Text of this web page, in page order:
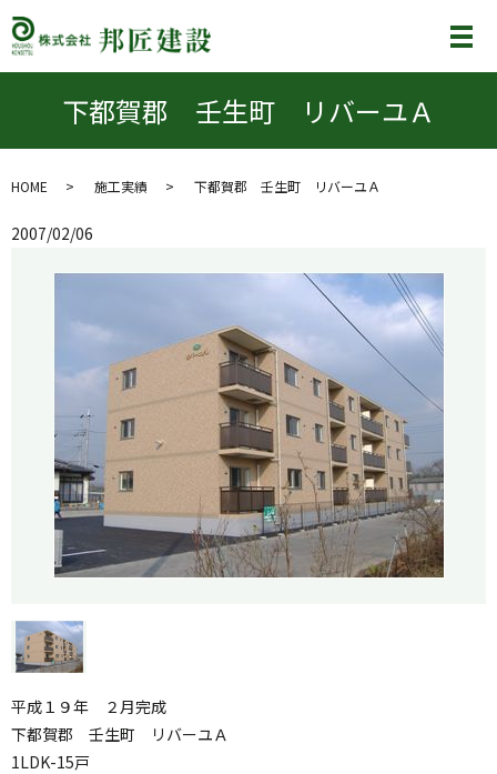
メ
下都賀郡 壬生町 リバーユＡ
HOME 施工実績 下都賀郡 壬生町 リバーユＡ
2007/02/06
平成１９年 ２月完成
下都賀郡 壬生町 リバーユＡ
1LDK-15戸